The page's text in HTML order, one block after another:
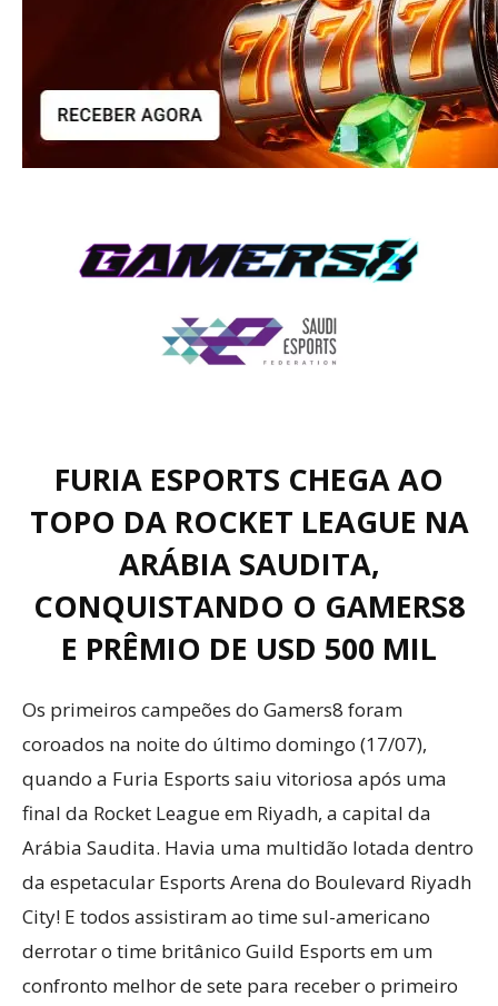
FURIA ESPORTS CHEGA AO
TOPO DA ROCKET LEAGUE NA
ARÁBIA SAUDITA,
CONQUISTANDO O GAMERS8
E PRÊMIO DE USD 500 MIL
Os primeiros campeões do Gamers8 foram
coroados na noite do último domingo (17/07),
quando a Furia Esports saiu vitoriosa após uma
final da Rocket League em Riyadh, a capital da
Arábia Saudita. Havia uma multidão lotada dentro
da espetacular Esports Arena do Boulevard Riyadh
City! E todos assistiram ao time sul-americano
derrotar o time britânico Guild Esports em um
confronto melhor de sete para receber o primeiro